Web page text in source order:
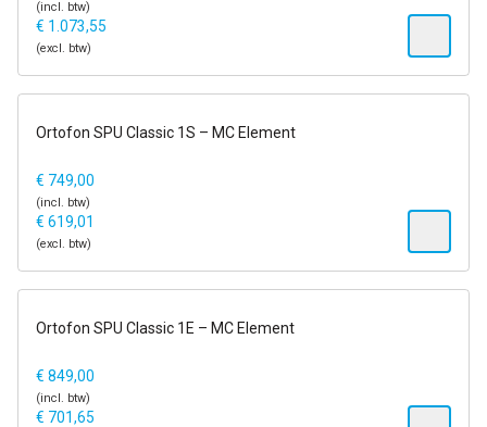
(incl. btw)
€ 1.073,55
(excl. btw)
1-2 dagen
Ortofon SPU Classic 1S – MC Element
€ 749,00
(incl. btw)
€ 619,01
(excl. btw)
1-2 dagen
Ortofon SPU Classic 1E – MC Element
€ 849,00
(incl. btw)
€ 701,65